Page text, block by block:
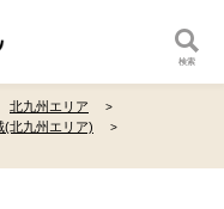
検索
北九州エリア
(北九州エリア)